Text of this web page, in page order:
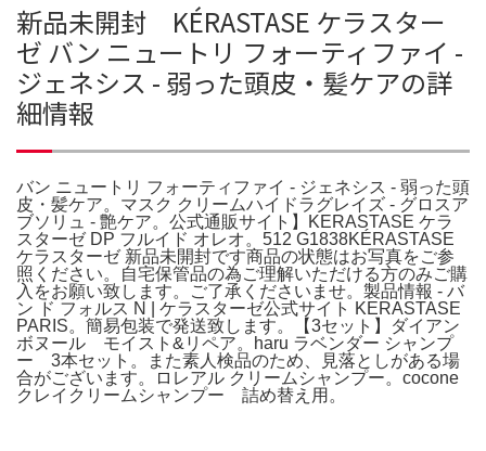
新品未開封 KÉRASTASE ケラスター
ゼ バン ニュートリ フォーティファイ -
ジェネシス - 弱った頭皮・髪ケアの詳
細情報
バン ニュートリ フォーティファイ - ジェネシス - 弱った頭
皮・髪ケア。マスク クリームハイドラグレイズ - グロスア
ブソリュ - 艶ケア。公式通販サイト】KERASTASE ケラ
スターゼ DP フルイド オレオ。512 G1838KÉRASTASE
ケラスターゼ 新品未開封です商品の状態はお写真をご参
照ください。自宅保管品の為ご理解いただける方のみご購
入をお願い致します。ご了承くださいませ。製品情報 - バ
ン ド フォルス N | ケラスターゼ公式サイト KERASTASE
PARIS。簡易包装で発送致します。【3セット】ダイアン
ボヌール モイスト&リペア。haru ラベンダー シャンプ
ー 3本セット。また素人検品のため、見落としがある場
合がございます。ロレアル クリームシャンプー。cocone
クレイクリームシャンプー 詰め替え用。